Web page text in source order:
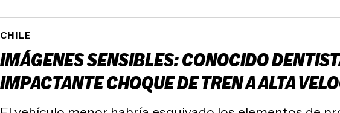
CHILE
IMÁGENES SENSIBLES: CONOCIDO
IMPACTANTE CHOQUE DE TREN A ALTA